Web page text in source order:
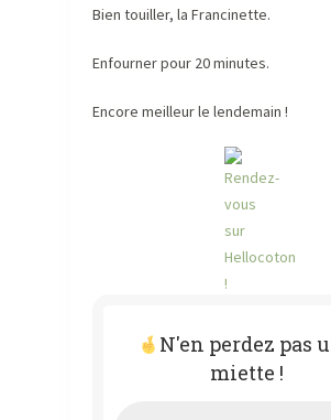
Bien touiller, la Francinette.
Enfourner pour 20 minutes.
Encore meilleur le lendemain !
N'en perdez pas
miette !